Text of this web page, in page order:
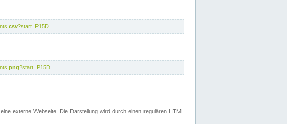
csv?start=P15D
png?start=P15D
externe Webseite. Die Darstellung wird durch einen regulären HTML